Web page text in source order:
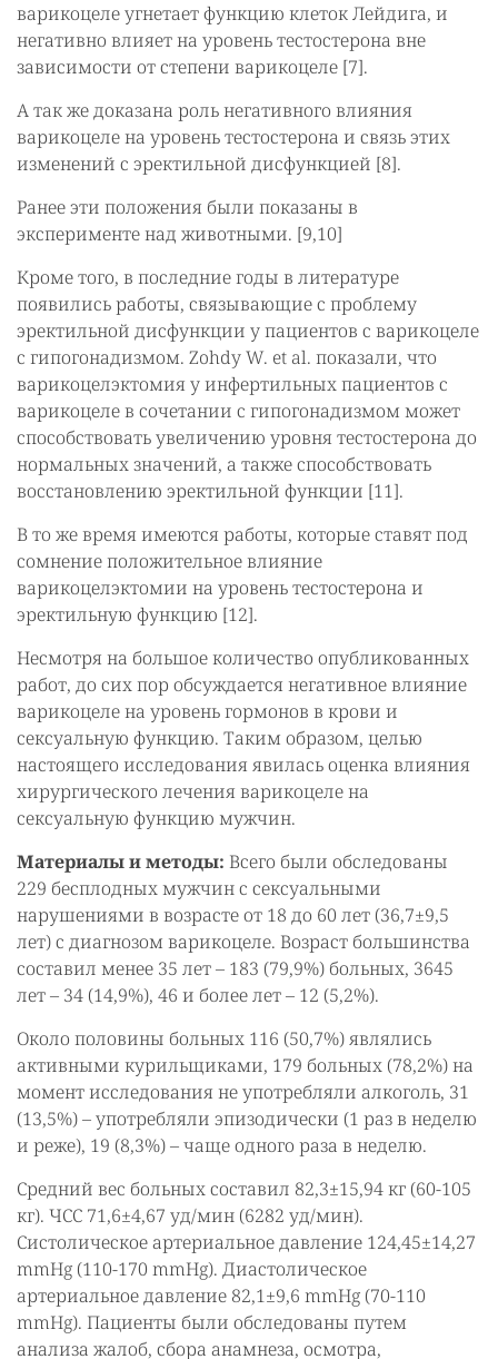
варикоцеле угнетает функцию клеток Лейдига, и
негативно влияет на уровень тестостерона вне
зависимости от степени варикоцеле [7].
А так же доказана роль негативного влияния
варикоцеле на уровень тестостерона и связь этих
изменений с эректильной дисфункцией [8].
Ранее эти положения были показаны в
эксперименте над животными. [9,10]
Кроме того, в последние годы в литературе
появились работы, связывающие с проблему
эректильной дисфункции у пациентов с варикоцеле
с гипогонадизмом. Zohdy W. et al. показали, что
варикоцелэктомия у инфертильных пациентов с
варикоцеле в сочетании с гипогонадизмом может
способствовать увеличению уровня тестостерона до
нормальных значений, а также способствовать
восстановлению эректильной функции [11].
В то же время имеются работы, которые ставят под
сомнение положительное влияние
варикоцелэктомии на уровень тестостерона и
эректильную функцию [12].
Несмотря на большое количество опубликованных
работ, до сих пор обсуждается негативное влияние
варикоцеле на уровень гормонов в крови и
сексуальную функцию. Таким образом, целью
настоящего исследования явилась оценка влияния
хирургического лечения варикоцеле на
сексуальную функцию мужчин.
Материалы и методы: Всего были обследованы
229 бесплодных мужчин с сексуальными
нарушениями в возрасте от 18 до 60 лет (36,7±9,5
лет) с диагнозом варикоцеле. Возраст большинства
составил менее 35 лет – 183 (79,9%) больных, 3645
лет – 34 (14,9%), 46 и более лет – 12 (5,2%).
Около половины больных 116 (50,7%) являлись
активными курильщиками, 179 больных (78,2%) на
момент исследования не употребляли алкоголь, 31
(13,5%) – употребляли эпизодически (1 раз в неделю
и реже), 19 (8,3%) – чаще одного раза в неделю.
Средний вес больных составил 82,3±15,94 кг (60-105
кг). ЧСС 71,6±4,67 уд/мин (6282 уд/мин).
Систолическое артериальное давление 124,45±14,27
mmHg (110-170 mmHg). Диастолическое
артериальное давление 82,1±9,6 mmHg (70-110
mmHg). Пациенты были обследованы путем
анализа жалоб, сбора анамнеза, осмотра,